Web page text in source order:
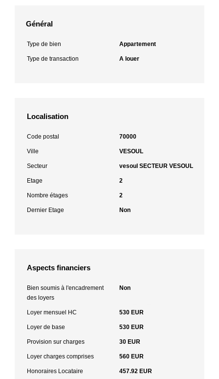
Général
Type de bien Appartement
Type de transaction A louer
Localisation
Code postal 70000
Ville VESOUL
Secteur vesoul SECTEUR VESOUL
Etage 2
Nombre étages 2
Dernier Etage Non
Aspects financiers
Bien soumis à l'encadrement
des loyers
Non
Loyer mensuel HC 530 EUR
Loyer de base 530 EUR
Provision sur charges 30 EUR
Loyer charges comprises 560 EUR
Honoraires Locataire 457.92 EUR